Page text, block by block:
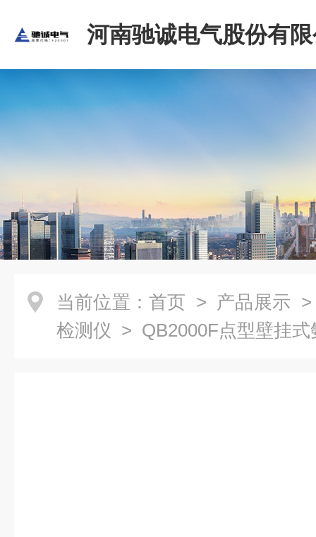
河南驰诚电气股份有
当前位置： 首页 > 产品展示
检测仪 > QB2000F点型壁挂